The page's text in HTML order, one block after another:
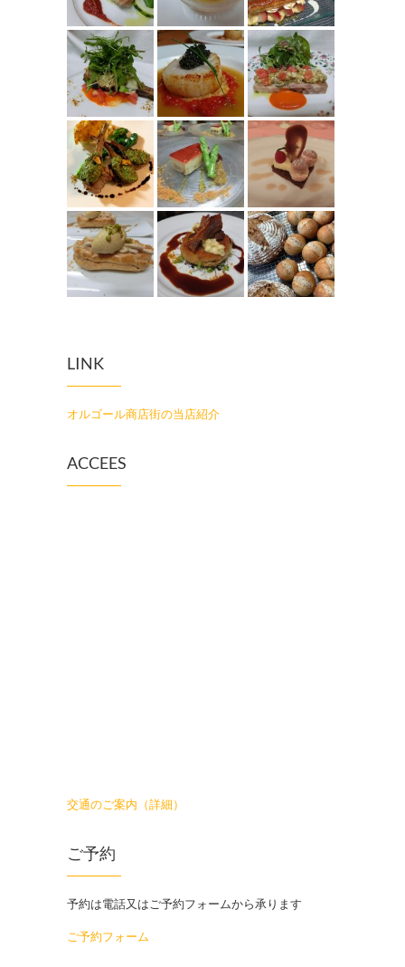
LINK
オルゴール商店街の当店紹介
ACCEES
交通のご案内（詳細）
ご予約
予約は電話又はご予約フォームから承ります
ご予約フォーム